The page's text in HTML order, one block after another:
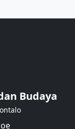
Budaya